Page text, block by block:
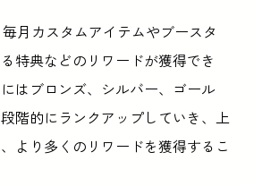
月カスタムアイテムやブースタ
特典などのリワードが獲得でき
はブロンズ、シルバー、ゴール
階的にランクアップしていき、上
より多くのリワードを獲得するこ